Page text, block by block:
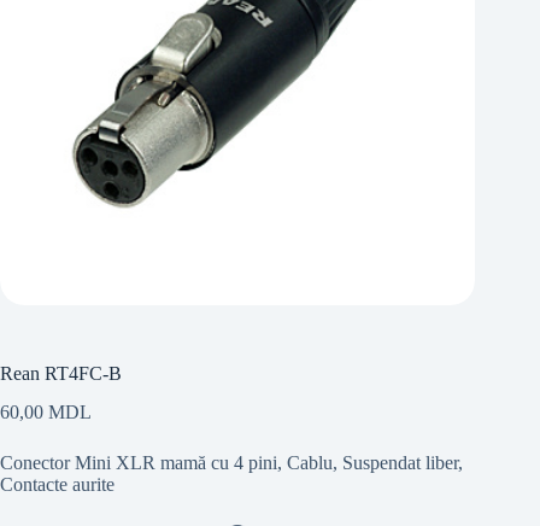
Rean RT4FC-B
60,00 MDL
Conector Mini XLR mamă cu 4 pini, Cablu, Suspendat liber,
Contacte aurite